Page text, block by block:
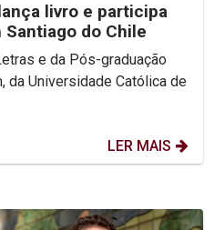
livro e participa
do Chile
e da Pós-graduação
da Universidade Católica de
LER MAIS